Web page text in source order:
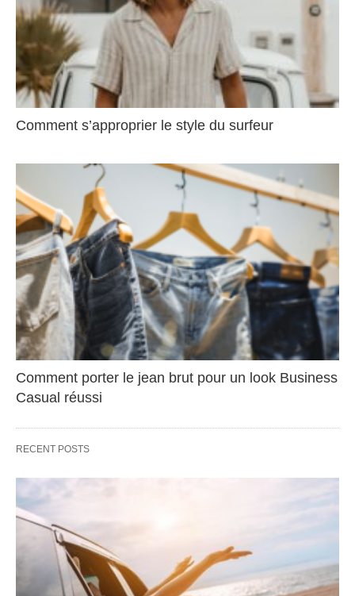
Comment s’approprier le style du surfeur
Comment porter le jean brut pour un look Business
Casual réussi
RECENT POSTS